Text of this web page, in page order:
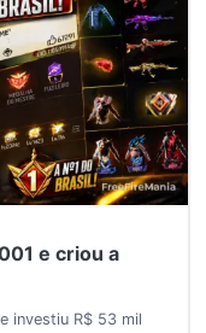
e criou a
investiu R$ 53 mil